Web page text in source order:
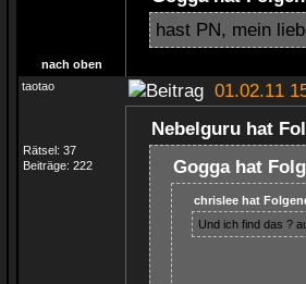
hast PN, mein
nach oben
taotao
01.02.11
Rätsel: 37
Beiträge: 222
Nebelguru hat
Gogga hat
chrislee hat
Und ich find das ?